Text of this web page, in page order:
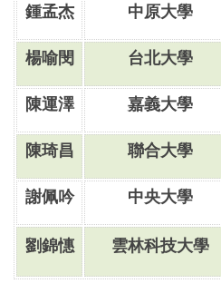
鍾孟杰 中原大學
楊喻閔 台北大學
陳運澤 嘉義大學
陳琦昌 聯合大學
謝佩吟 中央大學
劉錦憓 雲林科技大學